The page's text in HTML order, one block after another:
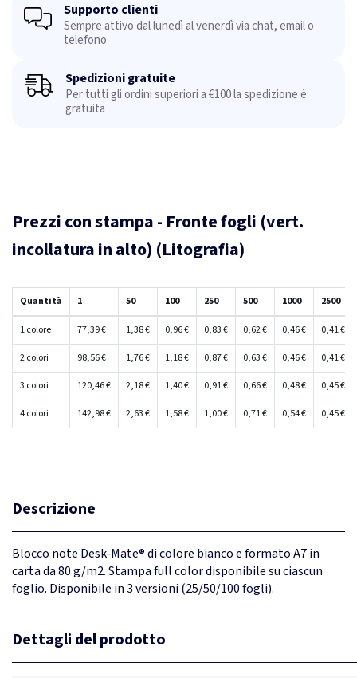
Supporto clienti
Sempre attivo dal lunedì al venerdì via chat, email o
telefono
Spedizioni gratuite
Per tutti gli ordini superiori a €100 la spedizione è
gratuita
Prezzi con stampa - Fronte fogli (vert.
incollatura in alto) (Litografia)
Quantità 1 50 100 250 500 1000 2500
1 colore 77,39 € 1,38 € 0,96 € 0,83 € 0,62 € 0,46 € 0,41 €
2 colori 98,56 € 1,76 € 1,18 € 0,87 € 0,63 € 0,46 € 0,41 €
3 colori 120,46 € 2,18 € 1,40 € 0,91 € 0,66 € 0,48 € 0,45 €
4 colori 142,98 € 2,63 € 1,58 € 1,00 € 0,71 € 0,54 € 0,45 €
Descrizione
Blocco note Desk-Mate® di colore bianco e formato A7 in
carta da 80 g/m2. Stampa full color disponibile su ciascun
foglio. Disponibile in 3 versioni (25/50/100 fogli).
Dettagli del prodotto